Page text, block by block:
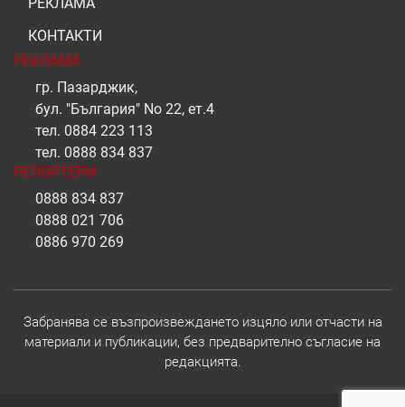
КОНТАКТИ
РЕКЛАМА
гр. Пазарджик,
бул. "България" No 22, ет.4
тел. 0884 223 113
тел. 0888 834 837
РЕПОРТЕРИ
0888 834 837
0888 021 706
0886 970 269
Забранява се възпроизвеждането изцяло или отчасти на
материали и публикации, без предварително съгласие на
редакцията.